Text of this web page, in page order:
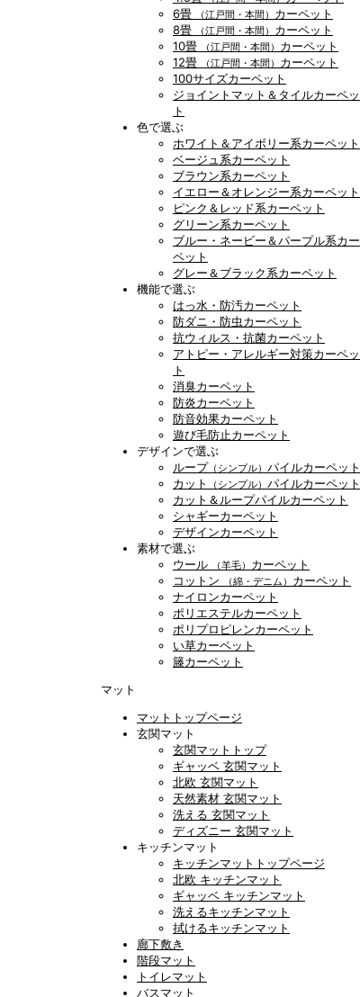
6畳
（江戸間・本間） カーペット
8畳
（江戸間・本間） カーペット
10畳
（江戸間・本間） カーペット
12畳
（江戸間・本間） カーペット
100サイズカーペット
ジョイントマット＆タイルカーペッ
ト
色で選ぶ
ホワイト＆アイボリー系カーペット
ベージュ系カーペット
ブラウン系カーペット
イエロー＆オレンジー系カーペット
ピンク＆レッド系カーペット
グリーン系カーペット
ブルー・ネービー＆パープル系カー
ペット
グレー＆ブラック系カーペット
機能で選ぶ
はっ水・防汚カーペット
防ダニ・防虫カーペット
抗ウィルス・抗菌カーペット
アトピー・アレルギー対策カーペッ
ト
消臭カーペット
防炎カーペット
防音効果カーペット
遊び毛防止カーペット
デザインで選ぶ
ループ （シンプル） パイルカーペット
カット
（シンプル） パイルカーペット
カット＆ループパイルカーペット
シャギーカーペット
デザインカーペット
素材で選ぶ
ウール
（羊毛） カーペット
コットン
（綿・デニム） カーペット
ナイロンカーペット
ポリエステルカーペット
ポリプロピレンカーペット
い草カーペット
籐カーペット
マット
マットトップページ
玄関マット
玄関マットトップ
ギャッベ 玄関マット
北欧 玄関マット
天然素材 玄関マット
洗える 玄関マット
ディズニー 玄関マット
キッチンマット
キッチンマットトップページ
北欧 キッチンマット
ギャッベ キッチンマット
洗えるキッチンマット
拭けるキッチンマット
廊下敷き
階段マット
トイレマット
バスマット